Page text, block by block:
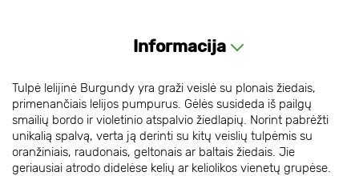
Informacija
Tulpė lelijinė Burgundy yra graži veislė su plonais žiedais,
primenančiais lelijos pumpurus. Gėlės susideda iš pailgų
smailių bordo ir violetinio atspalvio žiedlapių. Norint pabrėžti
unikalią spalvą, verta ją derinti su kitų veislių tulpėmis su
oranžiniais, raudonais, geltonais ar baltais žiedais. Jie
geriausiai atrodo didelėse kelių ar keliolikos vienetų grupėse.